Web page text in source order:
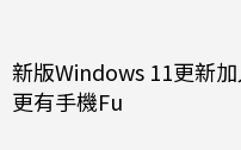
新版Windows 11更新
更有手機Fu